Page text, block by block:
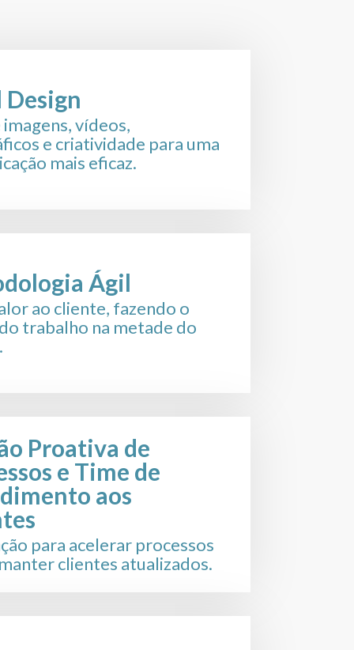
Design
imagens, vídeos,
e criatividade para uma
mais eficaz.
Ágil
ao cliente, fazendo o
trabalho na metade do
Proativa de
e Time de
aos
para acelerar processos
clientes atualizados.